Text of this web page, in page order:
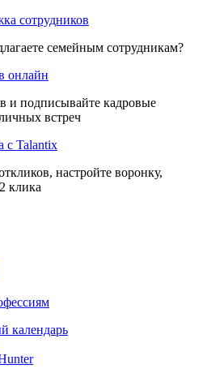
сотрудников
семейным сотрудникам?
онлайн
и подписывайте кадровые
встреч
с Talantix
настройте воронку,
клика
календарь